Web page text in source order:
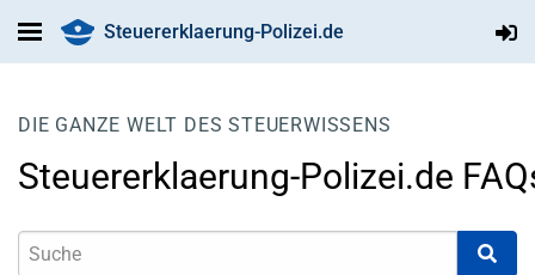
Steuererklaerung-Polizei.de
DIE GANZE WELT DES STEUERWISSENS
Steuererklaerung-Polizei.de